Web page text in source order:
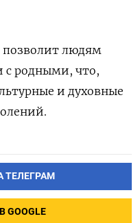
позволит людям
с родными, что,
и духовные
ТЕЛЕГРАМ